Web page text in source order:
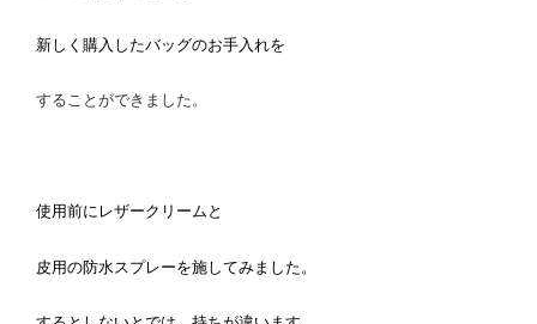
新しく購入したバッグのお手入れを
することができました。
使用前にレザークリームと
皮用の防水スプレーを施してみました。